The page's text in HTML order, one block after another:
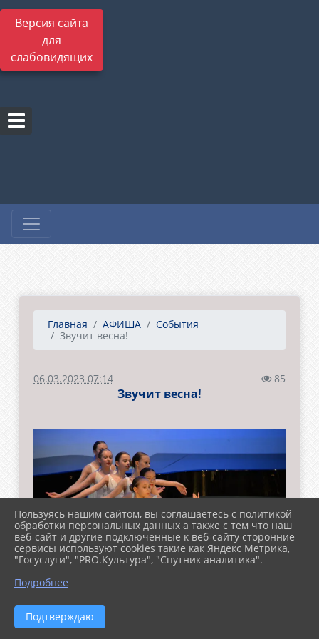
Версия сайта
для
слабовидящих
Главная АФИША
События
Звучит весна!
06.03.2023 07:14 85
Звучит весна!
Пользуясь нашим сайтом, вы соглашаетесь с политикой
обработки персональных данных а также с тем что наш
веб-сайт и другие подключенные к веб-сайту сторонние
сервисы используют cookies такие как Яндекс Метрика,
"Госуслуги", "PRO.Культура", "Спутник аналитика".
Подробнее
Подтверждаю